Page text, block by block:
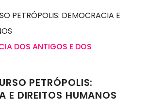
DOS ANTIGOS E DOS
PETRÓPOLIS:
E DIREITOS HUMANOS